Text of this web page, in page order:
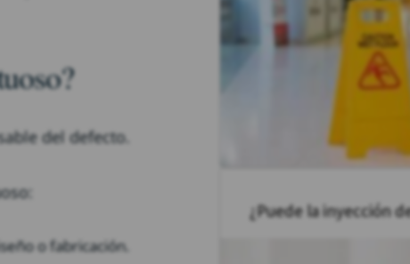
del defecto.
o fabricación.
¿Puede la inyección